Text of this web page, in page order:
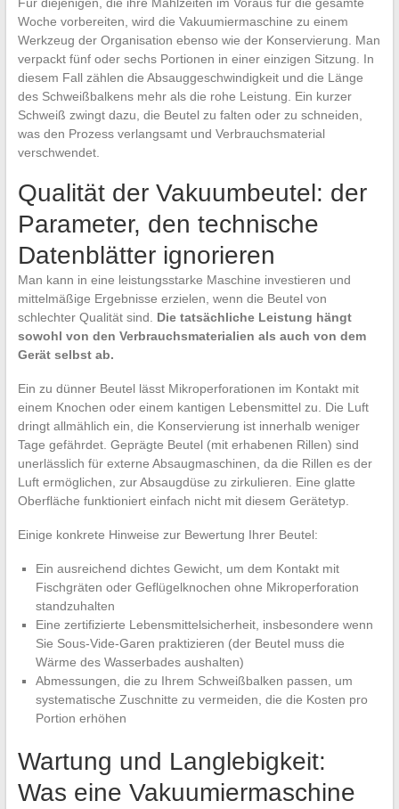
Woche vorbereiten, wird die Vakuumiermaschine zu einem
Werkzeug der Organisation ebenso wie der Konservierung. Man
verpackt fünf oder sechs Portionen in einer einzigen Sitzung. In
diesem Fall zählen die Absauggeschwindigkeit und die Länge
des Schweißbalkens mehr als die rohe Leistung. Ein kurzer
Schweiß zwingt dazu, die Beutel zu falten oder zu schneiden,
was den Prozess verlangsamt und Verbrauchsmaterial
verschwendet.
Qualität der Vakuumbeutel: der
Parameter, den technische
Datenblätter ignorieren
Man kann in eine leistungsstarke Maschine investieren und
mittelmäßige Ergebnisse erzielen, wenn die Beutel von
schlechter Qualität sind. Die tatsächliche Leistung hängt
sowohl von den Verbrauchsmaterialien als auch von dem
Gerät selbst ab.
Ein zu dünner Beutel lässt Mikroperforationen im Kontakt mit
einem Knochen oder einem kantigen Lebensmittel zu. Die Luft
dringt allmählich ein, die Konservierung ist innerhalb weniger
Tage gefährdet. Geprägte Beutel (mit erhabenen Rillen) sind
unerlässlich für externe Absaugmaschinen, da die Rillen es der
Luft ermöglichen, zur Absaugdüse zu zirkulieren. Eine glatte
Oberfläche funktioniert einfach nicht mit diesem Gerätetyp.
Einige konkrete Hinweise zur Bewertung Ihrer Beutel:
Ein ausreichend dichtes Gewicht, um dem Kontakt mit
Fischgräten oder Geflügelknochen ohne Mikroperforation
standzuhalten
Eine zertifizierte Lebensmittelsicherheit, insbesondere wenn
Sie Sous-Vide-Garen praktizieren (der Beutel muss die
Wärme des Wasserbades aushalten)
Abmessungen, die zu Ihrem Schweißbalken passen, um
systematische Zuschnitte zu vermeiden, die die Kosten pro
Portion erhöhen
Wartung und Langlebigkeit:
Was eine Vakuumiermaschine